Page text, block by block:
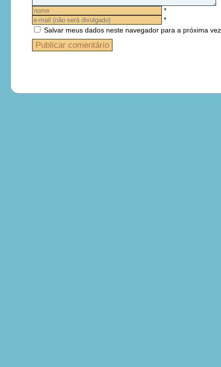
*
*
Salvar meus dados neste navegador para a próxima